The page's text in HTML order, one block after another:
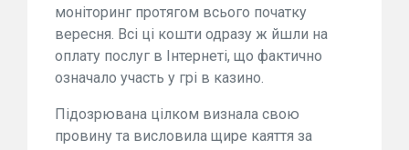
моніторинг протягом всього початку
вересня. Всі ці кошти одразу ж йшли на
оплату послуг в Інтернеті, що фактично
означало участь у грі в казино.
Підозрювана цілком визнала свою
провину та висловила щире каяття за